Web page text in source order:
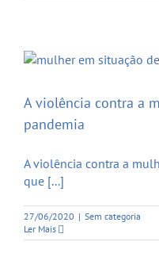
A violência contra a
pandemia
A violência contra a
que [...]
27/06/2020 | Sem categoria
Ler Mais